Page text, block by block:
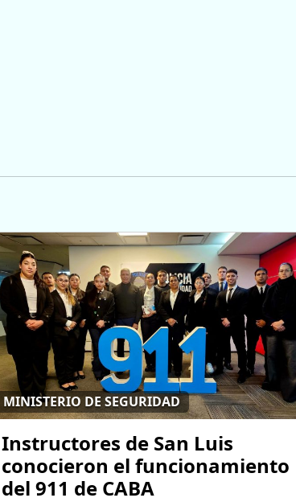
MINISTERIO DE SEGURIDAD
Instructores de San Luis
conocieron el funcionamiento
del 911 de CABA